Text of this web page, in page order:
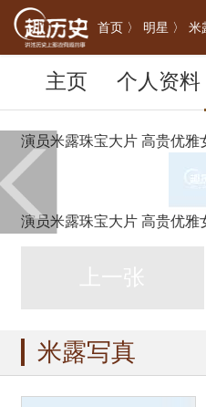
首页 〉 明星 〉 米
主页 个人资料
演员米露珠宝大片 高贵优雅
演员米露珠宝大片 高贵优雅
米露写真